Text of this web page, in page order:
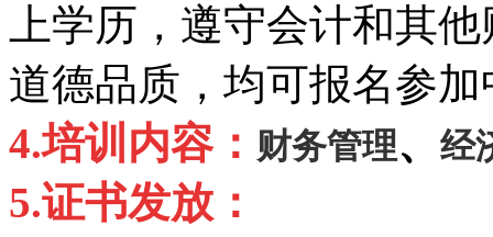
上学历，遵守会计和其
道德品质，均可报名参
4.培训内容： 财务管理、 经
5.证书发放：